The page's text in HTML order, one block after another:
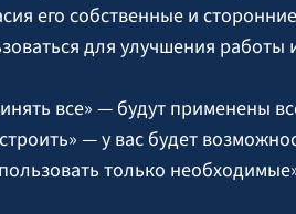
его собственные и
для улучшения работы
все» — будут применены
— у вас будет
только
25, Рига, LV-1013, Латвия.